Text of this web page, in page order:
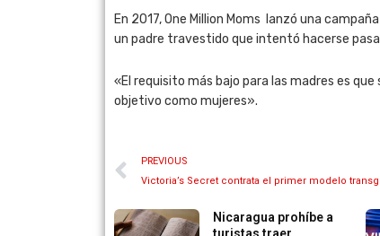
En 2017, One Million Moms lanzó una
un padre travestido que intentó hacerse
«El requisito más bajo para las madres es
objetivo como mujeres».
PREVIOUS
Victoria’s Secret contrata el primer modelo
Vida Visión Network